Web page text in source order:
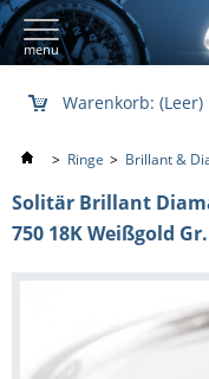
menu
Warenkorb: (Leer)
> Ringe > Brillant &
Solitär Brillant
750 18K Weißgold